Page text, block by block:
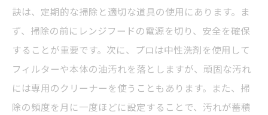
訣は、定期的な掃除と適切な道具の使用にあります。ま
ず、掃除の前にレンジフードの電源を切り、安全を確保
することが重要です。次に、プロは中性洗剤を使用して
フィルターや本体の油汚れを落としますが、頑固な汚れ
には専用のクリーナーを使うこともあります。また、掃
除の頻度を月に一度ほどに設定することで、汚れが蓄積